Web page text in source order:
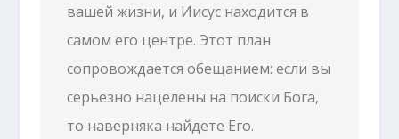
вашей жизни, и Иисус находится в
самом его центре. Этот план
сопровождается обещанием: если вы
серьезно нацелены на поиски Бога,
то наверняка найдете Его.